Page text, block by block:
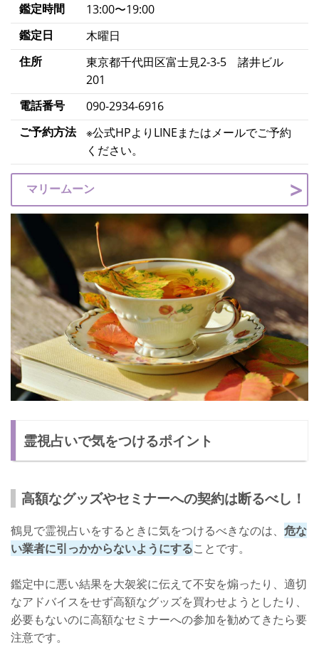
鑑定時間
13:00〜19:00
鑑定日
木曜日
住所
東京都千代田区富士見2-3-5 諸井ビル
201
電話番号
090-2934-6916
ご予約方法
※公式HPよりLINEまたはメールでご予約
ください。
マリームーン
霊視占いで気をつけるポイント
高額なグッズやセミナーへの契約は断るべし！
鶴見で霊視占いをするときに気をつけるべきなのは、 危な
い業者に引っかからないようにすることです。
鑑定中に悪い結果を大袈裟に伝えて不安を煽ったり、適切
なアドバイスをせず高額なグッズを買わせようとしたり、
必要もないのに高額なセミナーへの参加を勧めてきたら要
注意です。